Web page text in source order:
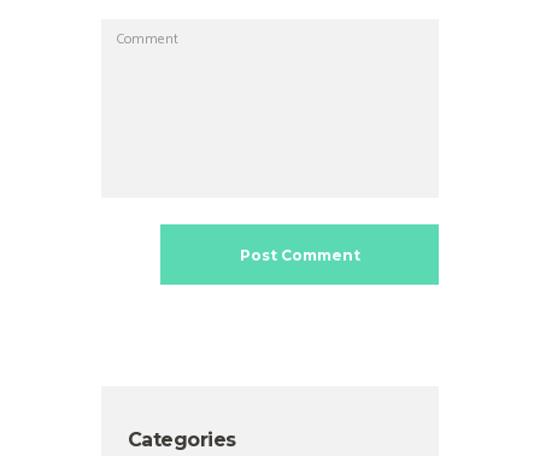
Categories